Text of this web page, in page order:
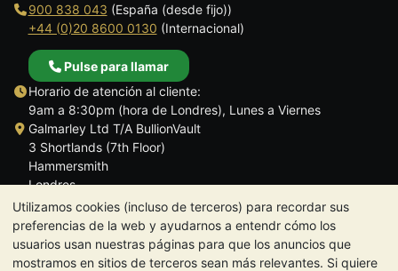
Utilizamos cookies (incluso de terceros) para recordar sus
preferencias de la web y ayudarnos a entendr cómo los
usuarios usan nuestras páginas para que los anuncios que
mostramos en sitios de terceros sean más relevantes. Si quiere
900 838 043 (España (desde fijo))
+44 (0)20 8600 0130 (Internacional)
Pulse para llamar
Horario de atención al cliente:
9am a 8:30pm (hora de Londres), Lunes a Viernes
Galmarley Ltd T/A BullionVault
3 Shortlands (7th Floor)
Hammersmith
Londres
W6 8DA
Reino Unido